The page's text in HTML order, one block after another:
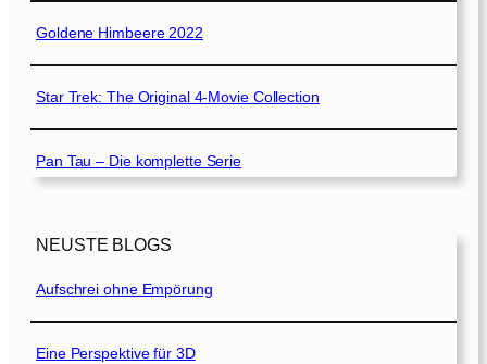
Goldene Himbeere 2022
Star Trek: The Original 4-Movie Collection
Pan Tau – Die komplette Serie
NEUSTE BLOGS
Aufschrei ohne Empörung
Eine Perspektive für 3D